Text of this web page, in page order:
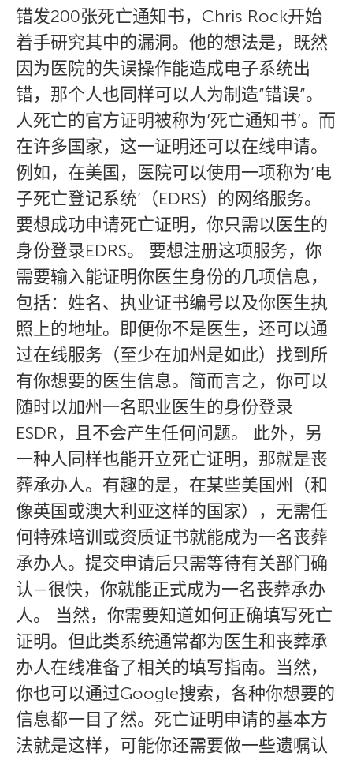
错发200张死亡通知书，Chris Rock开始
着手研究其中的漏洞。他的想法是，既然
因为医院的失误操作能造成电子系统出
错，那个人也同样可以人为制造”错误”。
人死亡的官方证明被称为’死亡通知书’。而
在许多国家，这一证明还可以在线申请。
例如，在美国，医院可以使用一项称为’电
子死亡登记系统’（EDRS）的网络服务。
要想成功申请死亡证明，你只需以医生的
身份登录EDRS。 要想注册这项服务，你
需要输入能证明你医生身份的几项信息，
包括：姓名、执业证书编号以及你医生执
照上的地址。即便你不是医生，还可以通
过在线服务（至少在加州是如此）找到所
有你想要的医生信息。简而言之，你可以
随时以加州一名职业医生的身份登录
ESDR，且不会产生任何问题。 此外，另
一种人同样也能开立死亡证明，那就是丧
葬承办人。有趣的是，在某些美国州（和
像英国或澳大利亚这样的国家），无需任
何特殊培训或资质证书就能成为一名丧葬
承办人。提交申请后只需等待有关部门确
认—很快，你就能正式成为一名丧葬承办
人。 当然，你需要知道如何正确填写死亡
证明。但此类系统通常都为医生和丧葬承
办人在线准备了相关的填写指南。当然，
你也可以通过Google搜索，各种你想要的
信息都一目了然。死亡证明申请的基本方
法就是这样，可能你还需要做一些遗嘱认